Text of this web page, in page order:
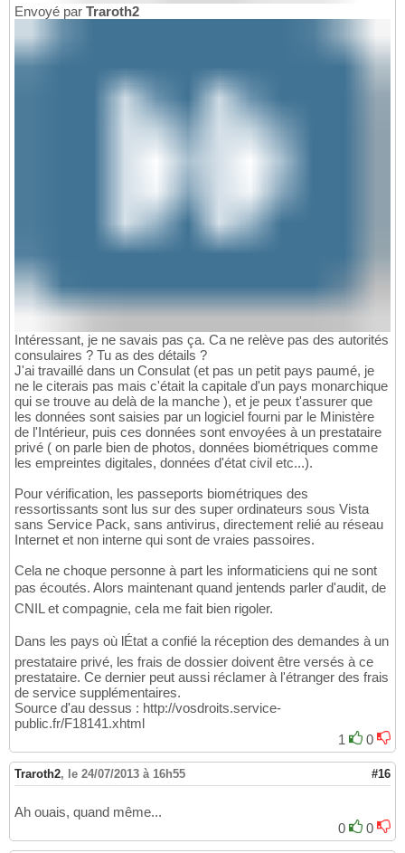
Envoyé par Traroth2
Intéressant, je ne savais pas ça. Ca ne relève pas des autorités
consulaires ? Tu as des détails ?
J'ai travaillé dans un Consulat (et pas un petit pays paumé, je
ne le citerais pas mais c'était la capitale d'un pays monarchique
qui se trouve au delà de la manche ), et je peux t'assurer que
les données sont saisies par un logiciel fourni par le Ministère
de l'Intérieur, puis ces données sont envoyées à un prestataire
privé ( on parle bien de photos, données biométriques comme
les empreintes digitales, données d'état civil etc...).
Pour vérification, les passeports biométriques des
ressortissants sont lus sur des super ordinateurs sous Vista
sans Service Pack, sans antivirus, directement relié au réseau
Internet et non interne qui sont de vraies passoires.
Cela ne choque personne à part les informaticiens qui ne sont
pas écoutés. Alors maintenant quand jentends parler d'audit, de
CNIL et compagnie, cela me fait bien rigoler.
Dans les pays où lÉtat a confié la réception des demandes à un
prestataire privé, les frais de dossier doivent être versés à ce
prestataire. Ce dernier peut aussi réclamer à l'étranger des frais
de service supplémentaires.
Source d'au dessus : http://vosdroits.service-
public.fr/F18141.xhtml
1
0
Traroth2, le 24/07/2013 à 16h55 #16
Ah ouais, quand même...
0
0